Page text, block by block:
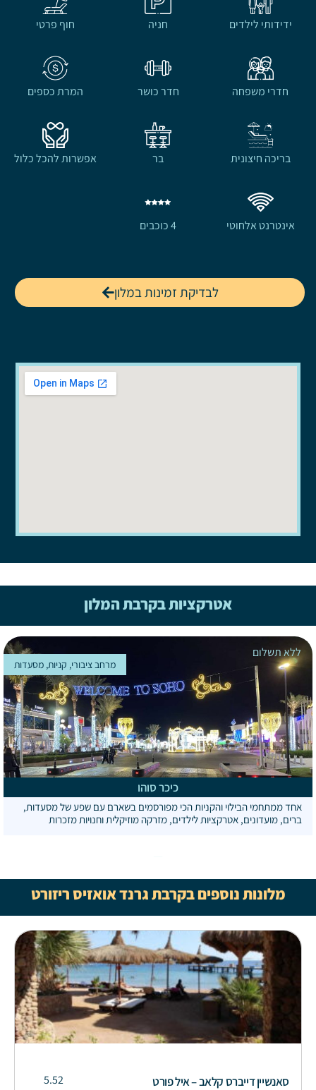
ידידותי לילדים חניה חוף פרטי
חדרי משפחה חדר כושר המרת כספים
בריכה חיצונית בר אפשרות להכל כלול
אינטרנט אלחוטי 4 כוכבים
לבדיקת זמינות במלון
אטרקציות בקרבת המלון
ללא תשלום
כיכר סוהו
אחד ממתחמי הבילוי והקניות הכי מפורסמים בשארם עם שפע של מסעדות,
ברים, מועדונים, אטרקציות לילדים, מזרקה מוזיקלית וחנויות מזכרות
מרחב ציבורי, קניות, מסעדות
מלונות נוספים בקרבת גרנד אואזיס ריזורט
סאנשיין דייברס קלאב – איל פורט 5.52